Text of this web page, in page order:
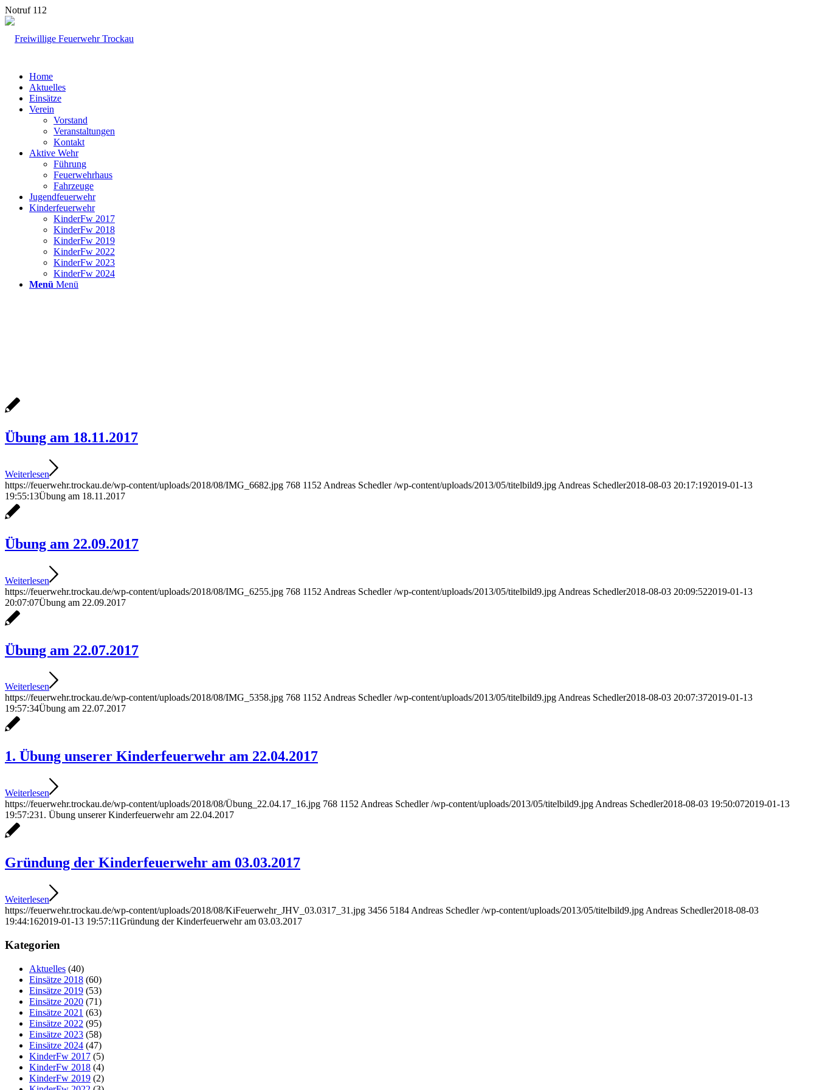
Notruf 112
Home
Aktuelles
Einsätze
Verein
Vorstand
Veranstaltungen
Kontakt
Aktive Wehr
Führung
Feuerwehrhaus
Fahrzeuge
Jugendfeuerwehr
Kinderfeuerwehr
KinderFw 2017
KinderFw 2018
KinderFw 2019
KinderFw 2022
KinderFw 2023
KinderFw 2024
Menü Menü
Übung am 18.11.2017
Weiterlesen
https://feuerwehr.trockau.de/wp-content/uploads/2018/08/IMG_6682.jpg 768 1152 Andreas Schedler /wp-content/uploads/2013/05/titelbild9.jpg Andreas Schedler2018-08-03 20:17:192019-01-13
19:55:13Übung am 18.11.2017
Übung am 22.09.2017
Weiterlesen
https://feuerwehr.trockau.de/wp-content/uploads/2018/08/IMG_6255.jpg 768 1152 Andreas Schedler /wp-content/uploads/2013/05/titelbild9.jpg Andreas Schedler2018-08-03 20:09:522019-01-13
20:07:07Übung am 22.09.2017
Übung am 22.07.2017
Weiterlesen
https://feuerwehr.trockau.de/wp-content/uploads/2018/08/IMG_5358.jpg 768 1152Andreas Schedler /wp-content/uploads/2013/05/titelbild9.jpgAndreas Schedler2018-08-03 20:07:372019-01-13
19:57:34Übung am 22.07.2017
1. Übung unserer Kinderfeuerwehr am 22.04.2017
Weiterlesen
https://feuerwehr.trockau.de/wp-content/uploads/2018/08/Übung_22.04.17_16.jpg 768 1152 Andreas Schedler /wp-content/uploads/2013/05/titelbild9.jpg Andreas Schedler2018-08-03 19:50:072019-01-13
19:57:231. Übung unserer Kinderfeuerwehr am 22.04.2017
Gründung der Kinderfeuerwehr am 03.03.2017
Weiterlesen
https://feuerwehr.trockau.de/wp-content/uploads/2018/08/KiFeuerwehr_JHV_03.0317_31.jpg 3456 5184 Andreas Schedler /wp-content/uploads/2013/05/titelbild9.jpg Andreas Schedler2018-08-03
19:44:162019-01-13 19:57:11Gründung der Kinderfeuerwehr am 03.03.2017
Kategorien
Aktuelles (40)
Einsätze 2018 (60)
Einsätze 2019 (53)
Einsätze 2020 (71)
Einsätze 2021 (63)
Einsätze 2022 (95)
Einsätze 2023 (58)
Einsätze 2024 (47)
KinderFw 2017 (5)
KinderFw 2018 (4)
KinderFw 2019 (2)